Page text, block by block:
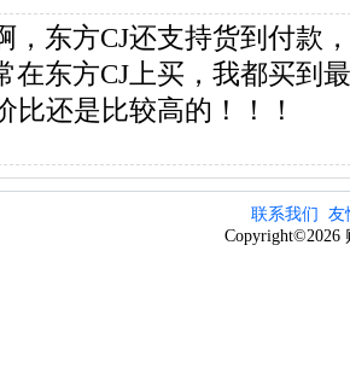
，东方CJ还支持货到付款
在东方CJ上买，我都买到
比还是比较高的！！！
联系我们
友
Copyright©2026